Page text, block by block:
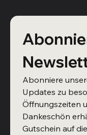
Abonniere
Updates zu
Öffnungszeiten
Dankeschön
Gutschein auf